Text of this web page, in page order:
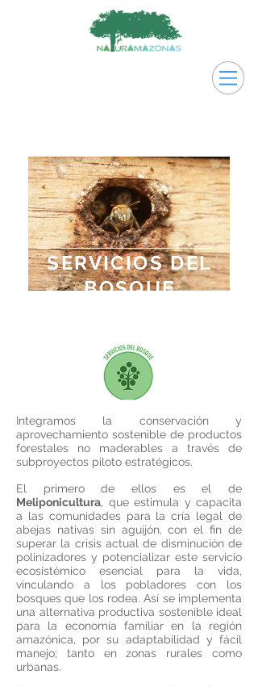
SERVICIOS DEL
BOSQUE
Integramos la conservación y
aprovechamiento sostenible de productos
forestales no maderables a través de
subproyectos piloto estratégicos.
El primero de ellos es el de
Meliponicultura, que estimula y capacita
a las comunidades para la cría legal de
abejas nativas sin aguijón, con el fin de
superar la crisis actual de disminución de
polinizadores y potencializar este servicio
ecosistémico esencial para la vida,
vinculando a los pobladores con los
bosques que los rodea. Así se implementa
una alternativa productiva sostenible ideal
para la economía familiar en la región
amazónica, por su adaptabilidad y fácil
manejo; tanto en zonas rurales como
urbanas.